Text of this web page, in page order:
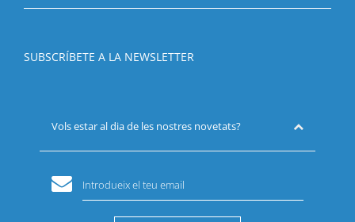
SUBSCRÍBETE A LA NEWSLETTER
Vols estar al dia de les nostres novetats?
Introdueix el teu email